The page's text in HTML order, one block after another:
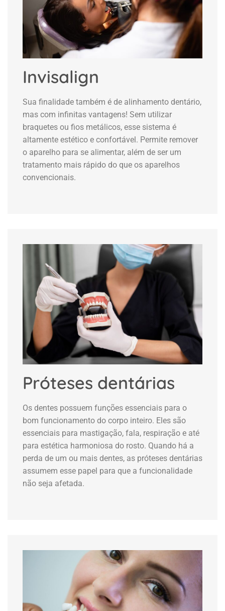
Invisalign
Sua finalidade também é de alinhamento dentário,
mas com infinitas vantagens! Sem utilizar
braquetes ou fios metálicos, esse sistema é
altamente estético e confortável. Permite remover
o aparelho para se alimentar, além de ser um
tratamento mais rápido do que os aparelhos
convencionais.
Próteses dentárias
Os dentes possuem funções essenciais para o
bom funcionamento do corpo inteiro. Eles são
essenciais para mastigação, fala, respiração e até
para estética harmoniosa do rosto. Quando há a
perda de um ou mais dentes, as próteses dentárias
assumem esse papel para que a funcionalidade
não seja afetada.